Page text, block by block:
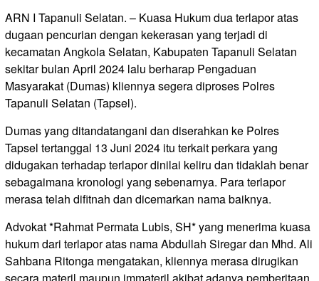
ARN I Tapanuli Selatan. – Kuasa Hukum dua terlapor atas
dugaan pencurian dengan kekerasan yang terjadi di
kecamatan Angkola Selatan, Kabupaten Tapanuli Selatan
sekitar bulan April 2024 lalu berharap Pengaduan
Masyarakat (Dumas) kliennya segera diproses Polres
Tapanuli Selatan (Tapsel).
Dumas yang ditandatangani dan diserahkan ke Polres
Tapsel tertanggal 13 Juni 2024 itu terkait perkara yang
didugakan terhadap terlapor dinilai keliru dan tidaklah benar
sebagaimana kronologi yang sebenarnya. Para terlapor
merasa telah difitnah dan dicemarkan nama baiknya.
Advokat *Rahmat Permata Lubis, SH* yang menerima kuasa
hukum dari terlapor atas nama Abdullah Siregar dan Mhd. Ali
Sahbana Ritonga mengatakan, kliennya merasa dirugikan
secara materil maupun immateril akibat adanya pemberitaan